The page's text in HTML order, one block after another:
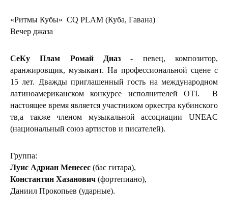
«Ритмы Кубы» CQ PLAM (Куба, Гавана)
Вечер джаза
СеКу Плам Ромай Диаз - певец, композитор,
аранжировщик, музыкант. На профессиональной сцене с
15 лет. Дважды приглашенный гость на международном
латиноамериканском конкурсе исполнителей OTI. В
настоящее время является участником оркестра кубинского
тв,а также членом музыкальной ассоциации UNEAC
(национальный союз артистов и писателей).
Группа:
Луис Адриан Менесес (бас гитара),
Константин Хазанович (фортепиано),
Даниил Прокопьев (ударные).